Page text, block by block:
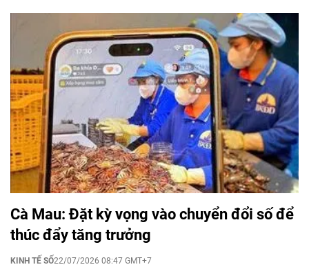
Cà Mau: Đặt kỳ vọng vào chuyển đổi số để
thúc đẩy tăng trưởng
KINH TẾ SỐ22/07/2026 08:47 GMT+7